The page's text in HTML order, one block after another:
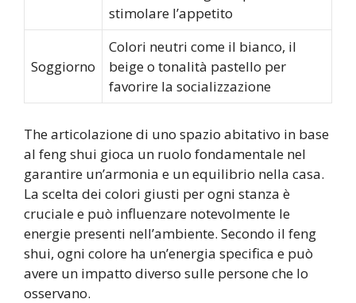
stimolare l’appetito
Soggiorno
Colori neutri come il bianco, il
beige o tonalità pastello per
favorire la socializzazione
The articolazione di uno spazio abitativo in base
al feng shui gioca un ruolo fondamentale nel
garantire un’armonia e un equilibrio nella casa.
La scelta dei colori giusti per ogni stanza è
cruciale e può influenzare notevolmente le
energie presenti nell’ambiente. Secondo il feng
shui, ogni colore ha un’energia specifica e può
avere un impatto diverso sulle persone che lo
osservano.